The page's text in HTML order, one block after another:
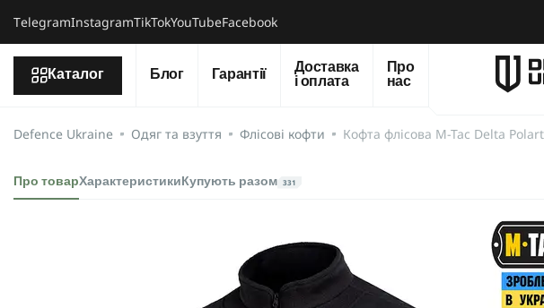
ТelegramInstagramTikTokYouTubeFacebook
Каталог Блог Гарантії
Доставка
і оплата
Про
нас
Defence Ukraine Одяг та взуття Флісові кофти Кофта флісова M-Tac Delta
Про товарХарактеристики Купують разом 331